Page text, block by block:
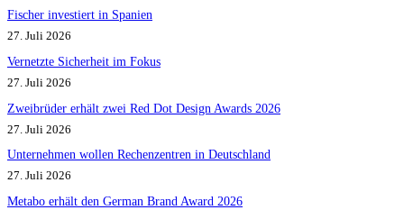
Fischer investiert in Spanien
27. Juli 2026
Vernetzte Sicherheit im Fokus
27. Juli 2026
Zweibrüder erhält zwei Red Dot Design Awards 2026
27. Juli 2026
Unternehmen wollen Rechenzentren in Deutschland
27. Juli 2026
Metabo erhält den German Brand Award 2026